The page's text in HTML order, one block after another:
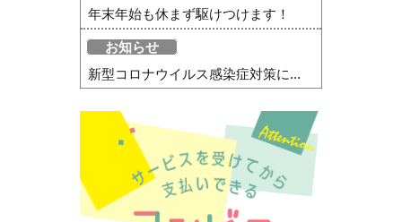
年末年始も休まず駆けつけます！
お知らせ
新型コロナウイルス感染症対策に...